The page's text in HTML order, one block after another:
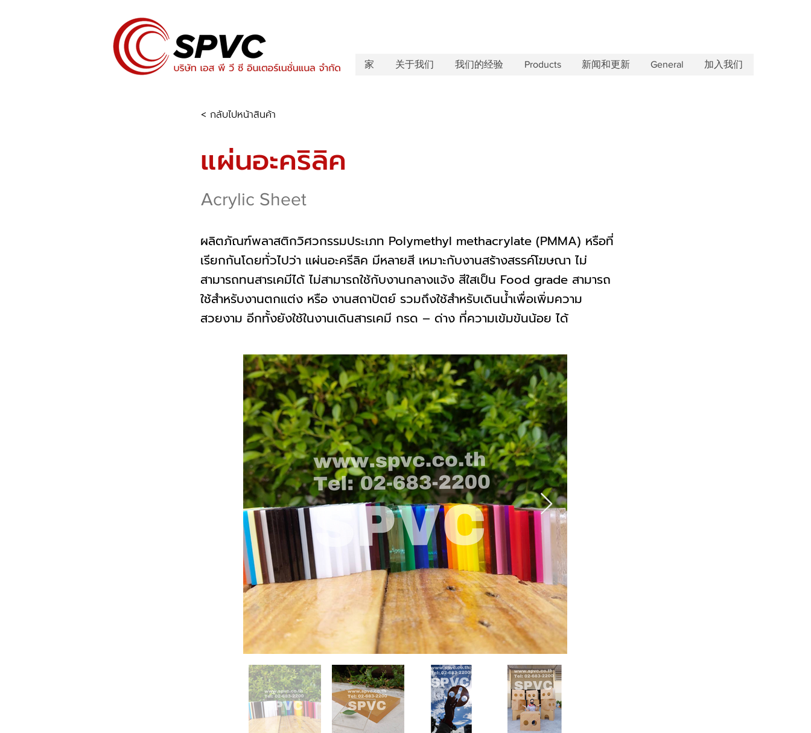
家 关于我们 我们的经验 Products 新闻和更新 General 加入我们
< กลับไปหน้าสินค้า
แผ่นอะคริลิค
Acrylic Sheet
ผลิตภัณฑ์พลาสติกวิศวกรรมประเภท Polymethyl methacrylate (PMMA) หรือที่
เรียกกันโดยทั่วไปว่า แผ่นอะครีลิค มีหลายสี เหมาะกับงานสร้างสรรค์โฆษณา ไม่
สามารถทนสารเคมีได้ ไม่สามารถใช้กับงานกลางแจ้ง สีใสเป็น Food grade สามารถ
ใช้สำหรับงานตกแต่ง หรือ งานสถาปัตย์ รวมถึงใช้สำหรับเดินน้ำเพื่อเพิ่มความ
สวยงาม อีกทั้งยังใช้ในงานเดินสารเคมี กรด – ด่าง ที่ความเข้มข้นน้อย ได้